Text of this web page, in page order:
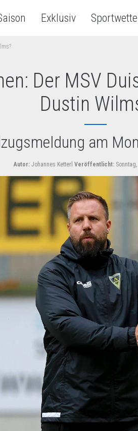
Exklusiv
Der MSV
Dustin
am
Autor:Johannes Ketterl Veröffentlicht:Sonntag,